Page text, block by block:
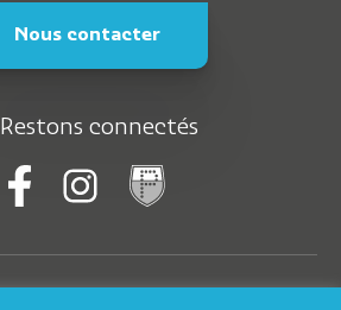
Nous contacter
Restons connectés